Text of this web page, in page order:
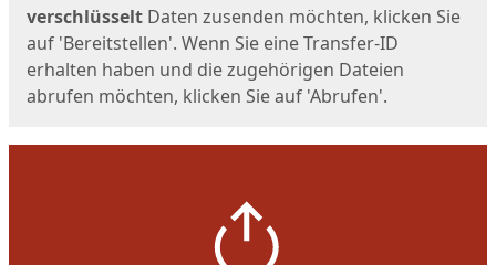
verschlüsselt Daten zusenden möchten, klicken Sie
auf 'Bereitstellen'. Wenn Sie eine Transfer-ID
erhalten haben und die zugehörigen Dateien
abrufen möchten, klicken Sie auf 'Abrufen'.